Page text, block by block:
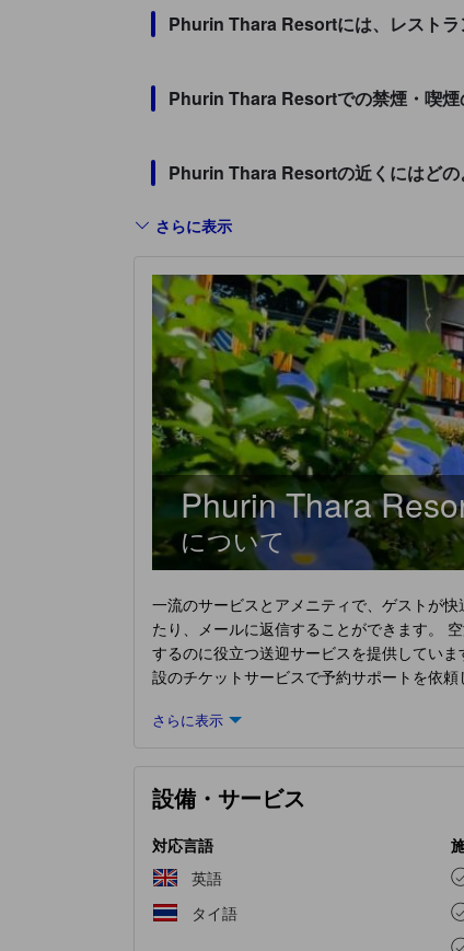
Phurin Thara Resortには、レストラ
Phurin Thara Resortでの禁煙・喫煙
Phurin Thara Resortの近くにはどの
さらに表示
Phurin Thara
について
一流のサービスとアメニティで、ゲストが
たり、メールに返信することができます。
するのに役立つ送迎サービスを提供してい
設のチケットサービスで予約サポートを依
れています。 最高のくつろぎをお約束する
けます。特定の部屋には、コーヒーや紅茶
Thara Resort
で楽しめるアクティビティで
さらに表示
設備・サービス
対応言語
英語
タイ語